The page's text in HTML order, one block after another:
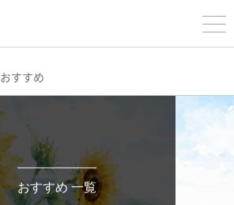
おすすめ
おすすめ 一覧